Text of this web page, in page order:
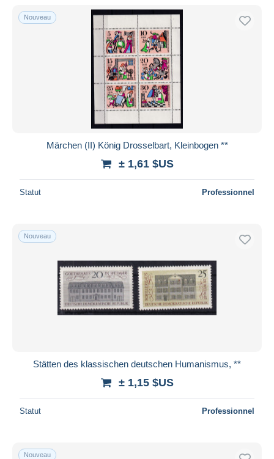
Uniquement en réduction
Livraison gratuite
Méthodes de paiement
Virement bancaire
Mastercard
Bancontact
Tout désélectionner
Monde entier
Appliquer
Nouveau
Märchen (II) König Drosselbart, Kleinbogen **
± 1,61 $US
Statut Professionnel
Nouveau
Stätten des klassischen deutschen Humanismus, **
± 1,15 $US
Statut Professionnel
Nouveau